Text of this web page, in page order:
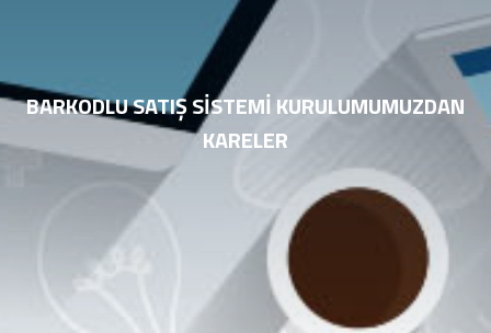
BARKODLU SATIŞ SISTEMI KURULUMUMUZDAN
KARELER